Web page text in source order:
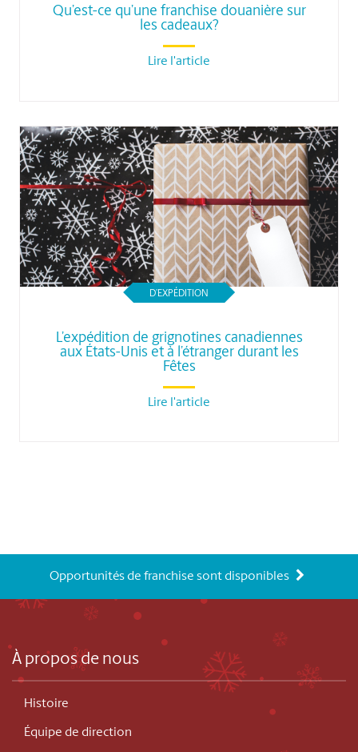
Qu’est-ce qu’une franchise douanière sur
les cadeaux?
Lire l'article
D’EXPÉDITION
L’expédition de grignotines canadiennes
aux États-Unis et à l’étranger durant les
Fêtes
Lire l'article
Opportunités de franchise sont disponibles
À propos de nous
Histoire
Équipe de direction